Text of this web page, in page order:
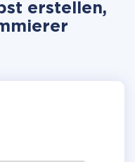
erstellen,